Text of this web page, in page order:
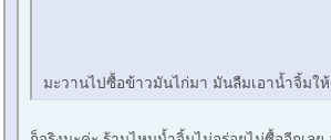
มะวานไปซื้อข้าวมันไก่มา มันลืมเอาน้ำจิ้มใ